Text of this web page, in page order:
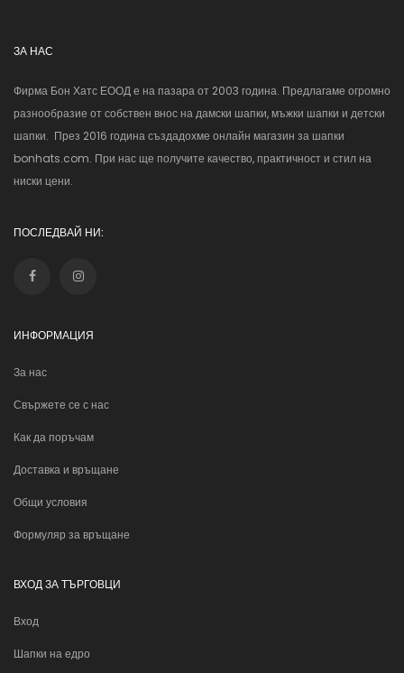
ЗА НАС
Фирма Бон Хатс ЕООД е на пазара от 2003 година. Предлагаме огромно
разнообразие от собствен внос на дамски шапки, мъжки шапки и детски
шапки. През 2016 година създадохме онлайн магазин за шапки
bonhats.com. При нас ще получите качество, практичност и стил на
ниски цени.
ПОСЛЕДВАЙ НИ:
ИНФОРМАЦИЯ
За нас
Свържете се с нас
Как да поръчам
Доставка и връщане
Общи условия
Формуляр за връщане
ВХОД ЗА ТЪРГОВЦИ
Вход
Шапки на едро